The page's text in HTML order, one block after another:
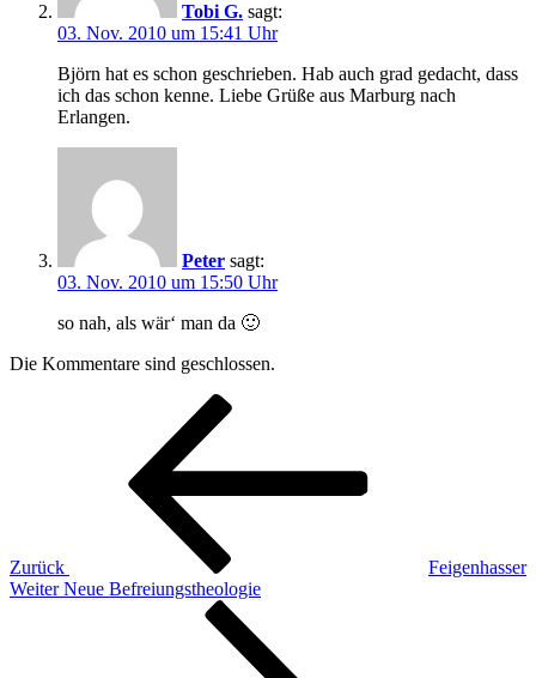
Tobi G. sagt:
03. Nov. 2010 um 15:41 Uhr
Björn hat es schon geschrieben. Hab auch grad gedacht, dass
ich das schon kenne. Liebe Grüße aus Marburg nach
Erlangen.
Peter sagt:
03. Nov. 2010 um 15:50 Uhr
so nah, als wär‘ man da 🙂
Die Kommentare sind geschlossen.
Beitragsnavigation
Zurück
Feigenhasser
Nächster
Weiter Neue Befreiungstheologie